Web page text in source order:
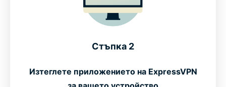
Стъпка 2
Изтеглете приложението на ExpressVPN